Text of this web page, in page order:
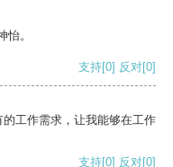
。
支持[0] 反对[0]
工作需求，让我能够在工作
支持[0] 反对[0]